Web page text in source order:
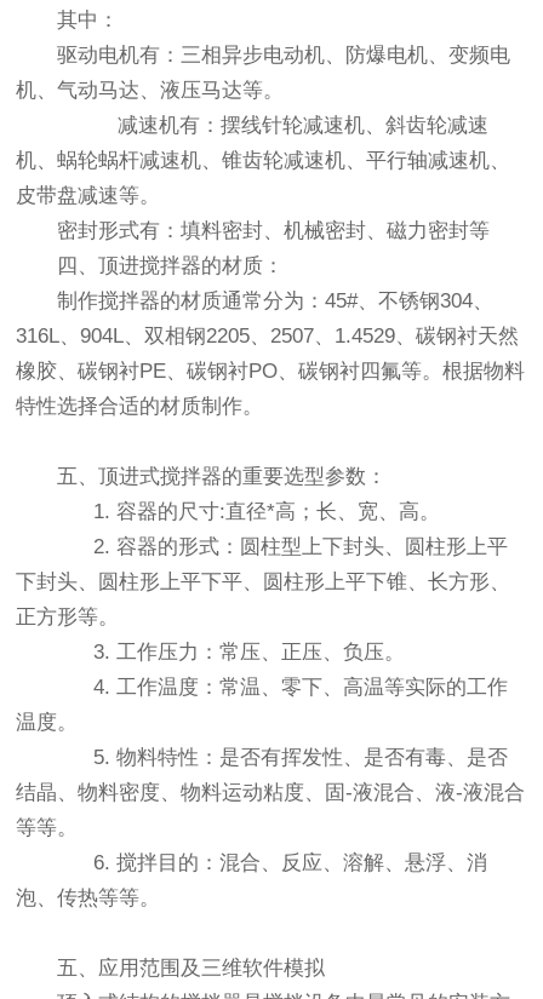
其中：
驱动电机有：三相异步电动机、防爆电机、变频电
机、气动马达、液压马达等。
减速机有：摆线针轮减速机、斜齿轮减速
机、蜗轮蜗杆减速机、锥齿轮减速机、平行轴减速机、
皮带盘减速等。
密封形式有：填料密封 、机械密封 、磁力密封等
四、顶进搅拌器的材质：
制作搅拌器的材质通常分为：45#、不锈钢304、
316L、904L、双相钢2205、2507、1.4529、碳钢衬天然
橡胶、碳钢衬PE、碳钢衬PO、碳钢衬四氟等。根据物料
特性选择合适的材质制作。
五、顶进式搅拌器的重要选型参数：
1. 容器的尺寸:直径*高；长、宽、高。
2. 容器的形式：圆柱型上下封头、圆柱形上平
下封头、圆柱形上平下平、圆柱形上平下锥、长方形、
正方形等。
3. 工作压力：常压、正压、负压。
4. 工作温度：常温、零下、高温等实际的工作
温度。
5. 物料特性：是否有挥发性、是否有毒、是否
结晶、物料密度、物料运动粘度、固-液混合、液-液混合
等等。
6. 搅拌目的：混合、反应、溶解、悬浮、消
泡、传热等等。
五、应用范围及三维软件模拟